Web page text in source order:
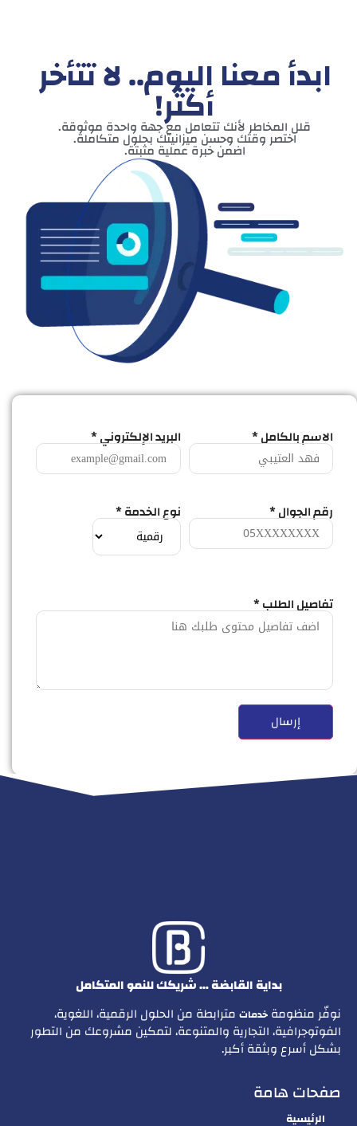
ابدأ معنا اليوم.. لا تتأخر
أكثر!
قلل المخاطر لأنك تتعامل مع جهة واحدة موثوقة.
اختصر وقتك وحسن ميزانيتك بحلول متكاملة.
اضمن خبرة عملية مثبتة.
الاسم بالكامل * البريد الإلكتروني *
رقم الجوال * نوع الخدمة *
تفاصيل الطلب *
بداية القابضة … شريكك للنمو المتكامل
نوفّر منظومة خدمات مترابطة من الحلول الرقمية، اللغوية،
الفوتوجرافية، التجارية والمتنوعة، لتمكين مشروعك من التطور
بشكل أسرع وبثقة أكبر.
صفحات هامة
الرئيسية